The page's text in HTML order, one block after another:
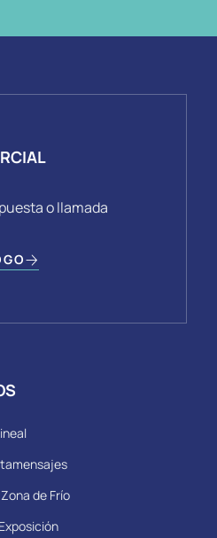
o llamada
de Frío